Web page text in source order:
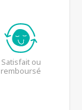
Satisfait ou
remboursé